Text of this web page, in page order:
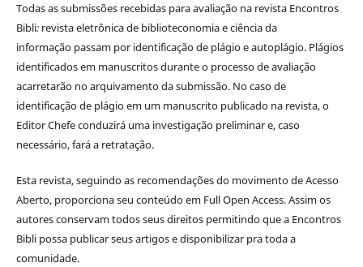
Todas as submissões recebidas para avaliação na revista Encontros
Bibli: revista eletrônica de biblioteconomia e ciência da
informaçãopassam por identificação de plágio e autoplágio. Plágios
identificados em manuscritos durante o processo de avaliação
acarretarão no arquivamento da submissão. No caso de
identificação de plágio em um manuscrito publicado na revista, o
Editor Chefe conduzirá uma investigação preliminar e, caso
necessário, fará a retratação.
Esta revista, seguindo as recomendações do movimento de Acesso
Aberto, proporciona seu conteúdo em Full Open Access. Assim os
autores conservam todos seus direitos permitindo que a Encontros
Bibli possa publicar seus artigos e disponibilizar pra toda a
comunidade.